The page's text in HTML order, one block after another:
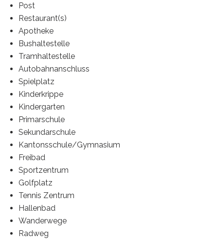
Post
Restaurant(s)
Apotheke
Bushaltestelle
Tramhaltestelle
Autobahnanschluss
Spielplatz
Kinderkrippe
Kindergarten
Primarschule
Sekundarschule
Kantonsschule/Gymnasium
Freibad
Sportzentrum
Golfplatz
Tennis Zentrum
Hallenbad
Wanderwege
Radweg